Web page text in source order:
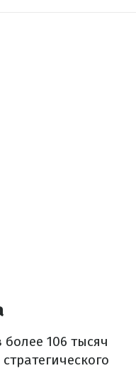
106 тысяч